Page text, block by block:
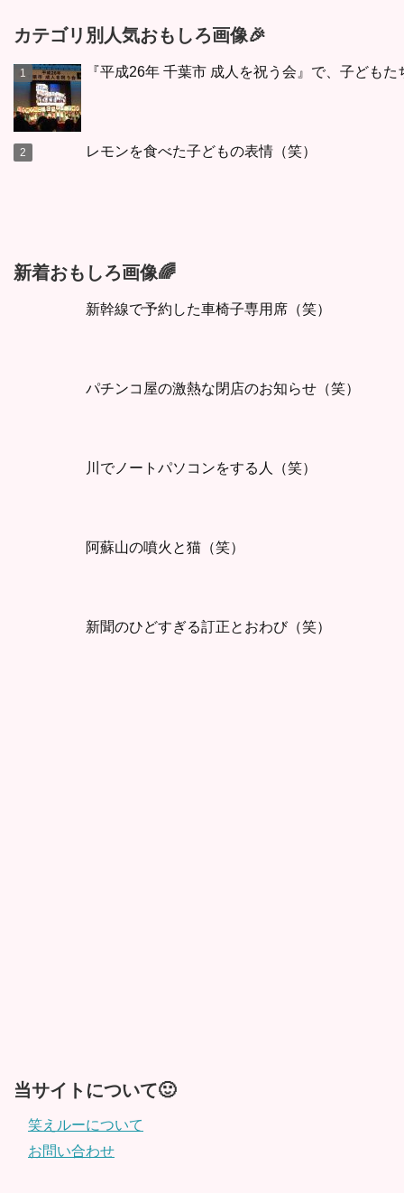
カテゴリ別人気おもしろ画像🎉
『平成26年 千葉市 成人を祝う会』で、子ども
レモンを食べた子どもの表情（笑）
新着おもしろ画像🌈
新幹線で予約した車椅子専用席（笑）
パチンコ屋の激熱な閉店のお知らせ（笑）
川でノートパソコンをする人（笑）
阿蘇山の噴火と猫（笑）
新聞のひどすぎる訂正とおわび（笑）
当サイトについて🙂
笑えルーについて
お問い合わせ